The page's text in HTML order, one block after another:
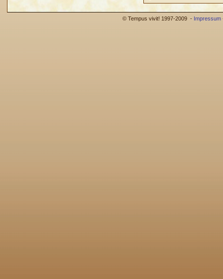
© Tempus vivit! 1997-2009 - Impressum